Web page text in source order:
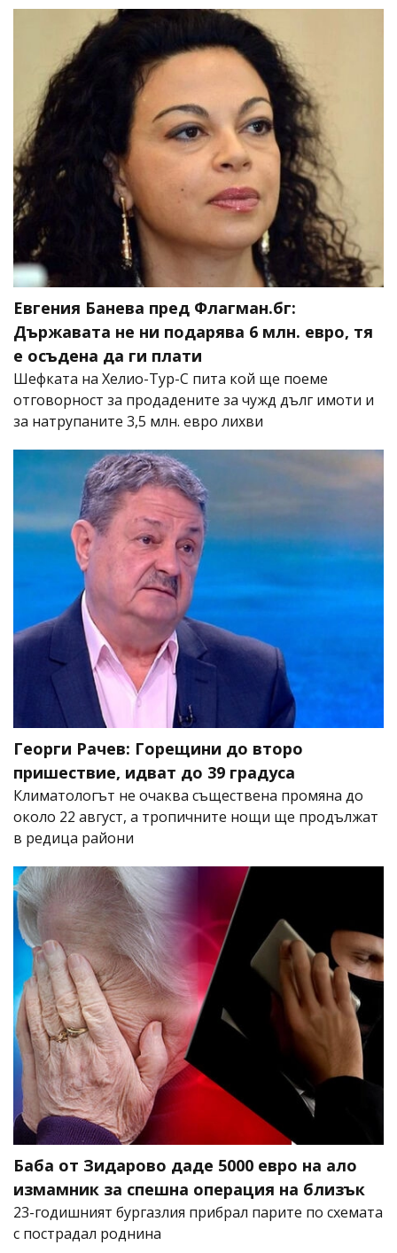
Евгения Банева пред Флагман.бг:
Държавата не ни подарява 6 млн. евро, тя
е осъдена да ги плати
Шефката на Хелио-Тур-С пита кой ще поеме
отговорност за продадените за чужд дълг имоти и
за натрупаните 3,5 млн. евро лихви
Георги Рачев: Горещини до второ
пришествие, идват до 39 градуса
Климатологът не очаква съществена промяна до
около 22 август, а тропичните нощи ще продължат
в редица райони
Баба от Зидарово даде 5000 евро на ало
измамник за спешна операция на близък
23-годишният бургазлия прибрал парите по схемата
с пострадал роднина